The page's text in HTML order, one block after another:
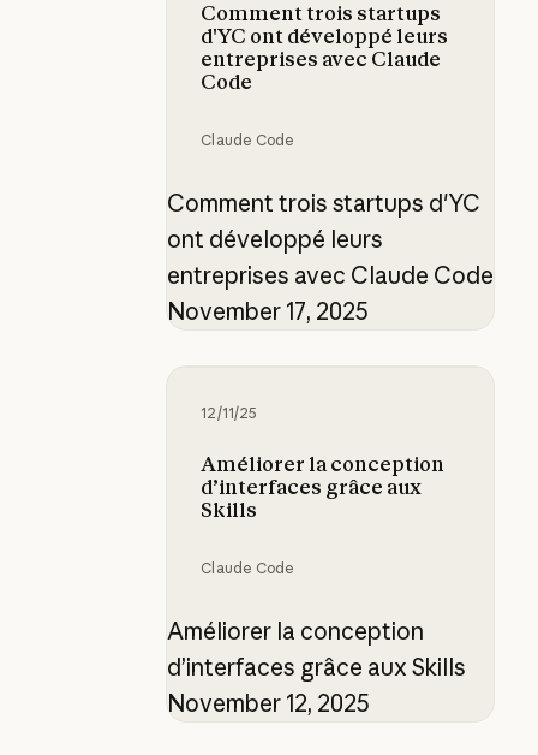
Comment trois startups
d'YC ont développé leurs
entreprises avec Claude
Code
Claude Code
Comment trois startups d'YC
ont développé leurs
entreprises avec Claude Code
November 17, 2025
12/11/25
Améliorer la conception
d’interfaces grâce aux
Skills
Claude Code
Améliorer la conception
d’interfaces grâce aux Skills
November 12, 2025
Améliorer la conception